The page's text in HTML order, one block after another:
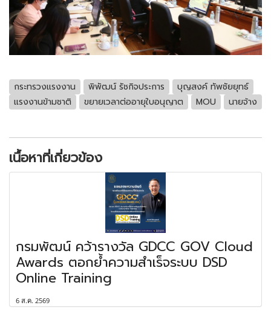
กระทรวงแรงงาน พิพัฒน์ รัชกิจประการ
บุญสงค์ ทัพชัยยุทธ์
แรงงานข้ามชาติ
ขยายเวลาต่ออายุใบอนุญาต MOU นายจ้าง
เนื้อหาที่เกี่ยวข้อง
กรมพัฒน์ คว้ารางวัล GDCC GOV Cloud
Awards ตอกย้ำความสำเร็จระบบ DSD
Online Training
6 ส.ค. 2569